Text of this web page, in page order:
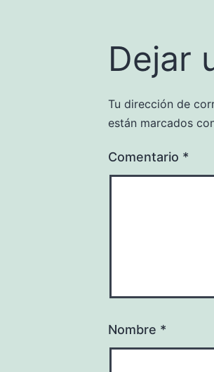
Dejar
Tu dirección de
están marcados
Comentario *
Nombre *